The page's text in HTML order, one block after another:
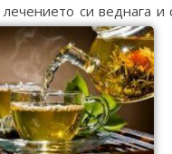
си веднага